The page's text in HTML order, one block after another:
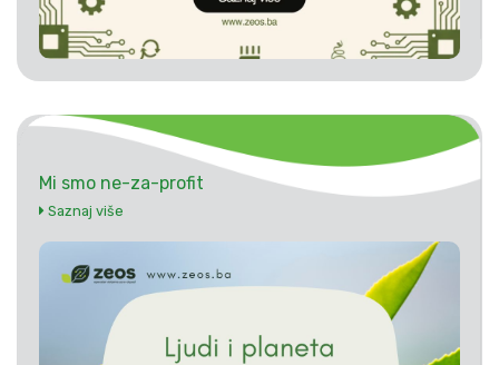
Mi smo ne-za-profit
Saznaj više